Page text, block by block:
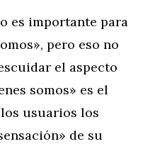
es importante para
pero eso no
el aspecto
somos» es el
usuarios los
de su